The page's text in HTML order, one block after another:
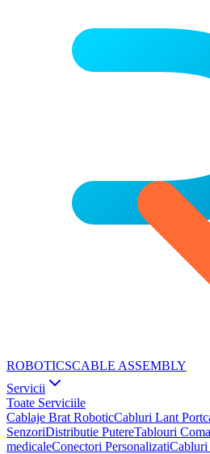
ROBOTICSCABLE ASSEMBLY
Servicii
Toate Serviciile
Cablaje Brat RoboticCabluri Lant
SenzoriDistributie PutereTablouri
medicaleConectori Personalizati